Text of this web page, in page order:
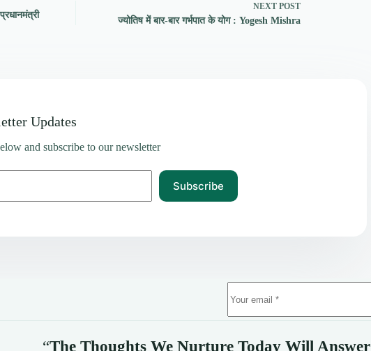
NEXT POST
ज्योतिष में बार-बार गर्भपात के योग : Yogesh Mishra
Updates
and subscribe to our newsletter
Subscribe
“The Thoughts We Nurture Today Will Answer